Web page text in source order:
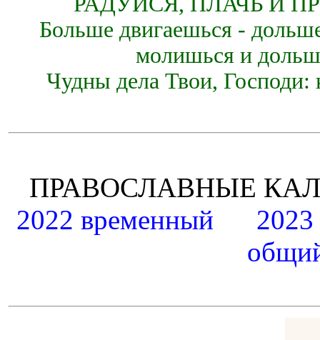
Больше двигаешься -
молишься и
Чудны дела Твои, Господи:
ПРАВОСЛАВНЫЕ
2022 временный